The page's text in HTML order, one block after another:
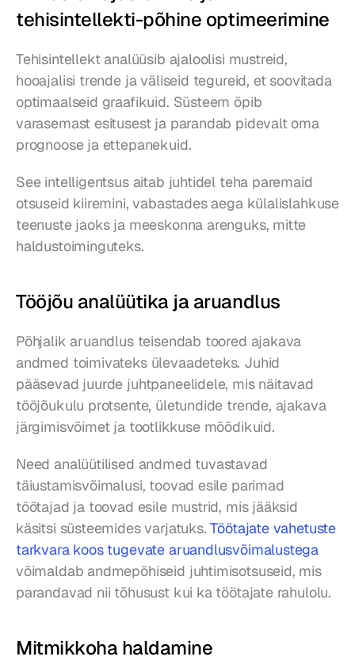
tehisintellekti-põhine optimeerimine
Tehisintellekt analüüsib ajaloolisi mustreid,
hooajalisi trende ja väliseid tegureid, et soovitada
optimaalseid graafikuid. Süsteem õpib
varasemast esitusest ja parandab pidevalt oma
prognoose ja ettepanekuid.
See intelligentsus aitab juhtidel teha paremaid
otsuseid kiiremini, vabastades aega külalislahkuse
teenuste jaoks ja meeskonna arenguks, mitte
haldustoiminguteks.
Tööjõu analüütika ja aruandlus
Põhjalik aruandlus teisendab toored ajakava
andmed toimivateks ülevaadeteks. Juhid
pääsevad juurde juhtpaneelidele, mis näitavad
tööjõukulu protsente, ületundide trende, ajakava
järgimisvõimet ja tootlikkuse mõõdikuid.
Need analüütilised andmed tuvastavad
täiustamisvõimalusi, toovad esile parimad
töötajad ja toovad esile mustrid, mis jääksid
käsitsi süsteemides varjatuks. Töötajate vahetuste
tarkvara koos tugevate aruandlusvõimalustega
võimaldab andmepõhiseid juhtimisotsuseid, mis
parandavad nii tõhusust kui ka töötajate rahulolu.
Mitmikkoha haldamine